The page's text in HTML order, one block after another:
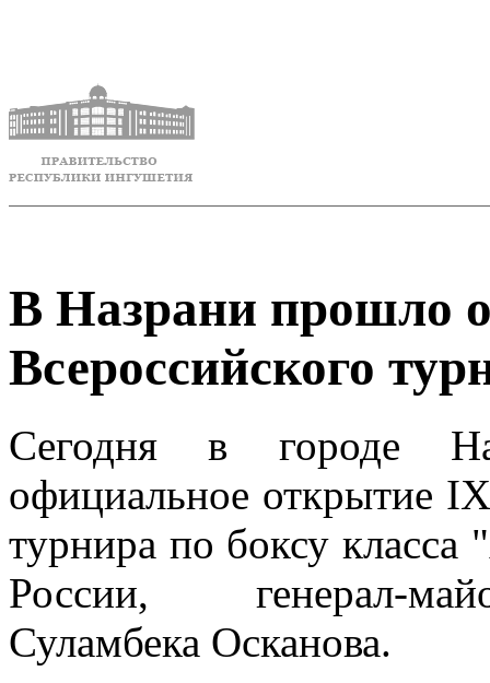
В Назрани прошло
Всероссийского
Сегодня в городе
официальное открытие
турнира по боксу
России, генерал-
Суламбека Осканова.